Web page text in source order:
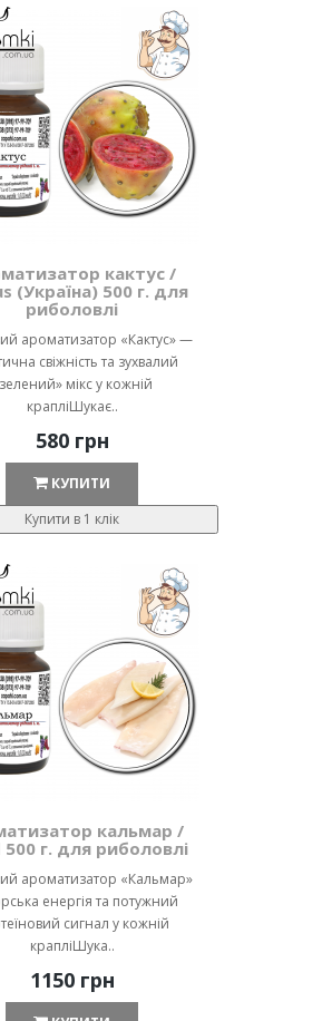
кактус /
(Україна) 500 г. для
риболовлі
ароматизатор «Кактус» —
свіжність та зухвалий
мікс у кожній
крапліШукає..
580 грн
КУПИТИ
Купити в 1 клік
кальмар /
500 г. для риболовлі
ароматизатор «Кальмар»
енергія та потужний
сигнал у кожній
крапліШука..
1150 грн